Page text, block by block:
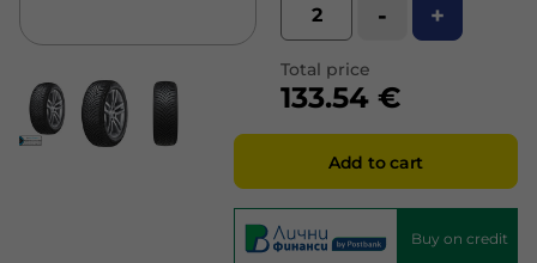
- +
Total price
133.54 €
Add to cart
Buy on credit